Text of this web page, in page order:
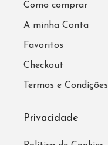
Como comprar
A minha Conta
Favoritos
Checkout
Termos e Condições
Privacidade